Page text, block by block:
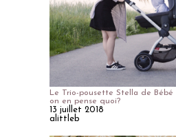
Le Trio-pousette Stella de
on en pense quoi?
13 juillet 2018
alittleb